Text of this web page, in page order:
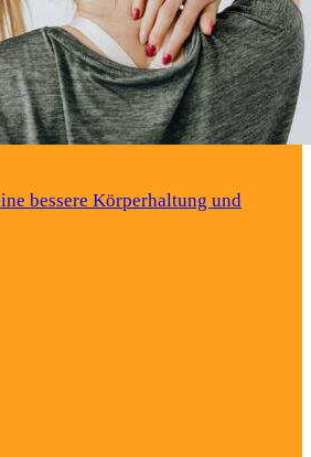
bessere Körperhaltung und